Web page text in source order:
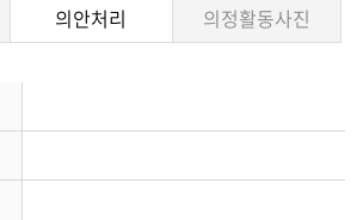
의안처리 의정활동사진